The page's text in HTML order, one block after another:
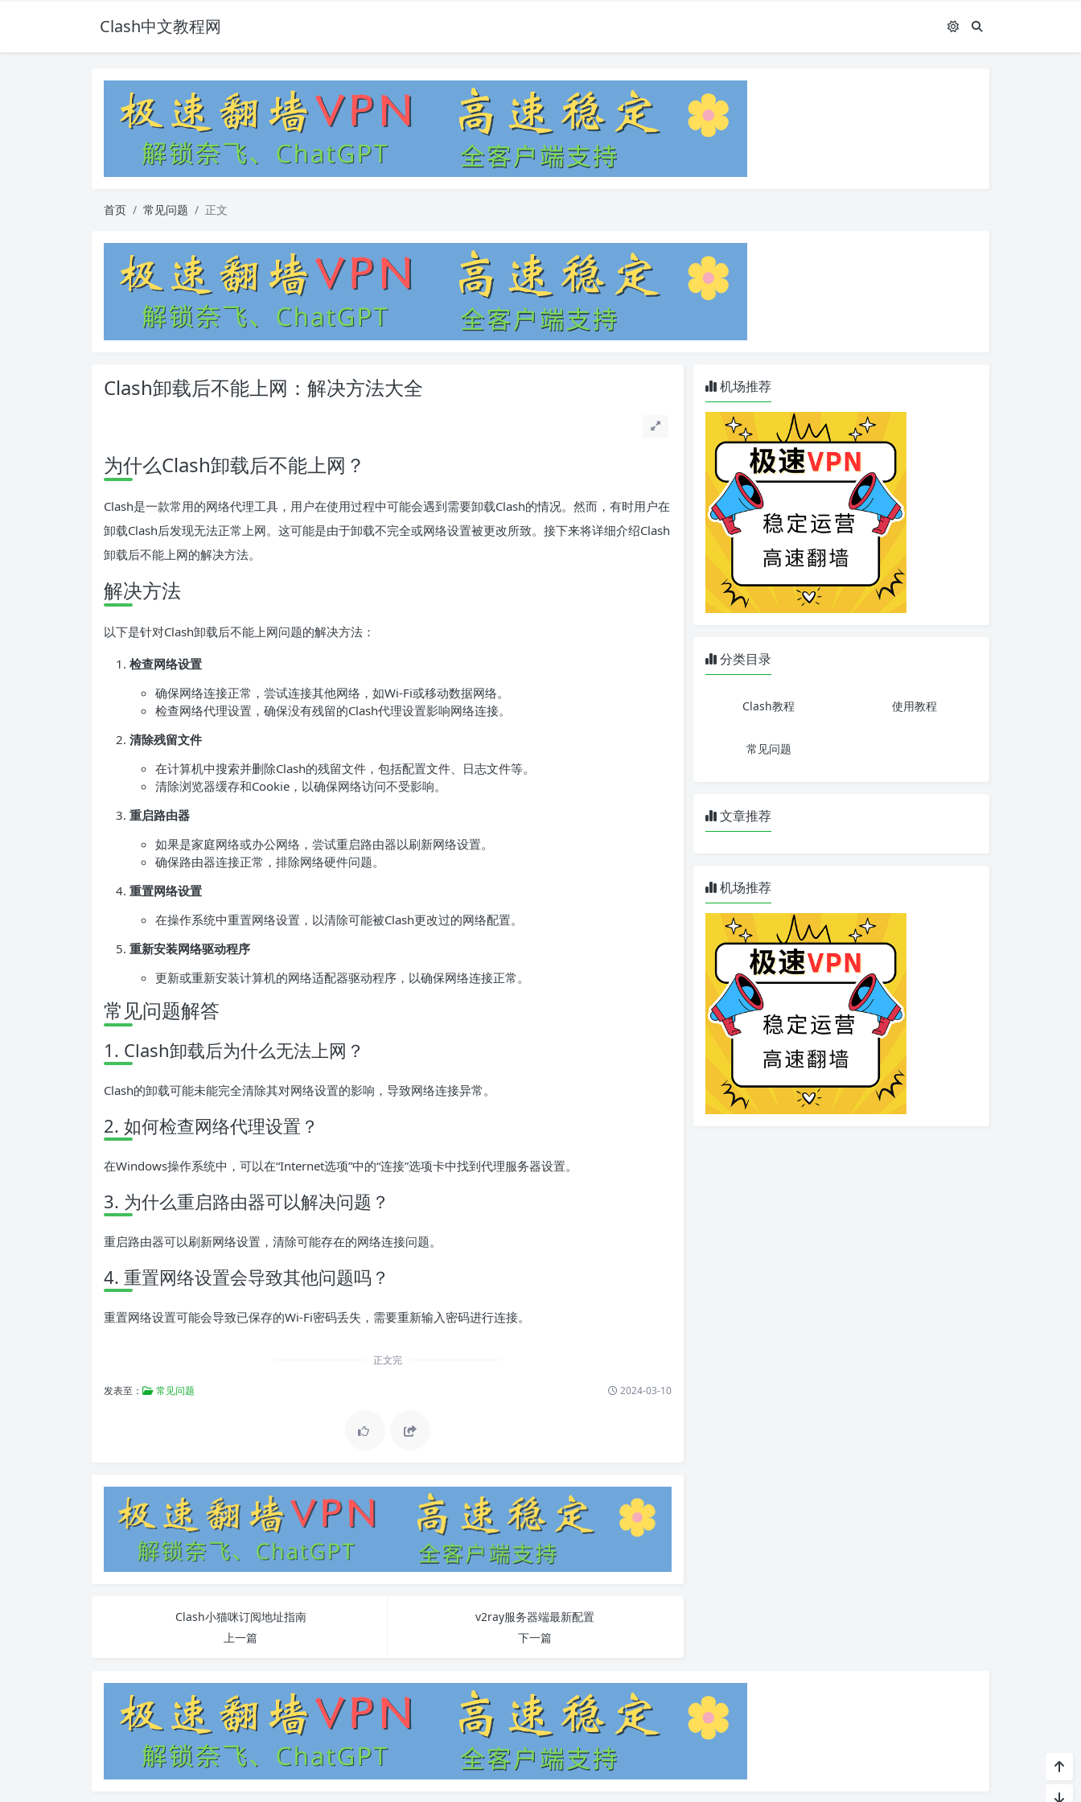
Clash中文教程网
首页 常见问题 正文
Clash卸载后不能上网：解决方法大全
为什么Clash卸载后不能上网？
Clash是一款常用的网络代理工具，用户在使用过程中可能会遇到需要卸载Clash的情况。然而，有时用户在
卸载Clash后发现无法正常上网。这可能是由于卸载不完全或网络设置被更改所致。接下来将详细介绍Clash
卸载后不能上网的解决方法。
解决方法
以下是针对Clash卸载后不能上网问题的解决方法：
检查网络设置
确保网络连接正常，尝试连接其他网络，如Wi-Fi或移动数据网络。
检查网络代理设置，确保没有残留的Clash代理设置影响网络连接。
清除残留文件
在计算机中搜索并删除Clash的残留文件，包括配置文件、日志文件等。
清除浏览器缓存和Cookie，以确保网络访问不受影响。
重启路由器
如果是家庭网络或办公网络，尝试重启路由器以刷新网络设置。
确保路由器连接正常，排除网络硬件问题。
重置网络设置
在操作系统中重置网络设置，以清除可能被Clash更改过的网络配置。
重新安装网络驱动程序
更新或重新安装计算机的网络适配器驱动程序，以确保网络连接正常。
常见问题解答
1. Clash卸载后为什么无法上网？
Clash的卸载可能未能完全清除其对网络设置的影响，导致网络连接异常。
2. 如何检查网络代理设置？
在Windows操作系统中，可以在“Internet选项”中的“连接”选项卡中找到代理服务器设置。
3. 为什么重启路由器可以解决问题？
重启路由器可以刷新网络设置，清除可能存在的网络连接问题。
4. 重置网络设置会导致其他问题吗？
重置网络设置可能会导致已保存的Wi-Fi密码丢失，需要重新输入密码进行连接。
正文完
发表至： 常见问题 2024-03-10
Clash小猫咪订阅地址指南
上一篇
v2ray服务器端最新配置
下一篇
机场推荐
分类目录
Clash教程 使用教程
常见问题
文章推荐
机场推荐